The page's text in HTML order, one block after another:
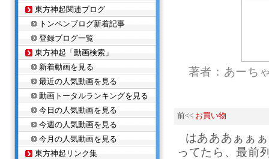
著者：あーち
前<< お買い物
はあああぁぁ
ってたら、最前
東方神起関連ブログ
トンペンブログ新着記事
登録ブログ一覧
東方神起「動画検索」
新着動画を見る
最近の人気動画を見る
動画トータルランキングを見る
今日の人気動画を見る
今週の人気動画を見る
今月の人気動画を見る
東方神起リンク集